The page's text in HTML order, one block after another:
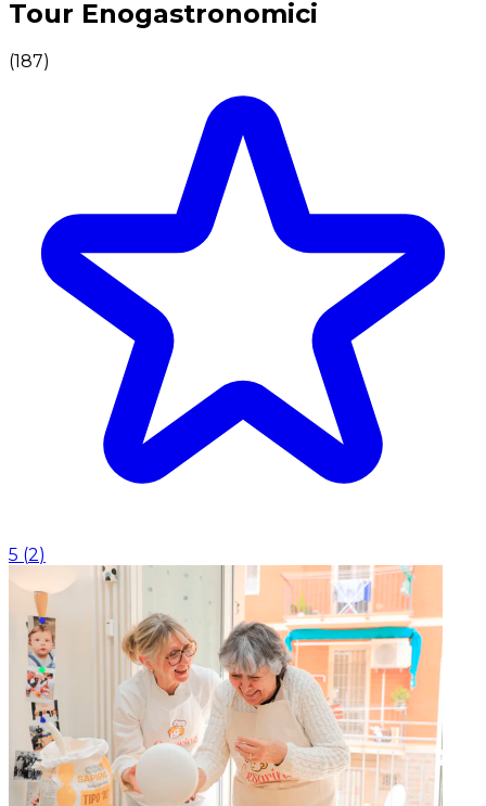
Tour Enogastronomici
(187)
5 (2)